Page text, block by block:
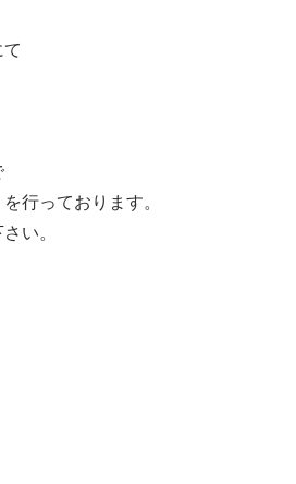
行っております。
い。